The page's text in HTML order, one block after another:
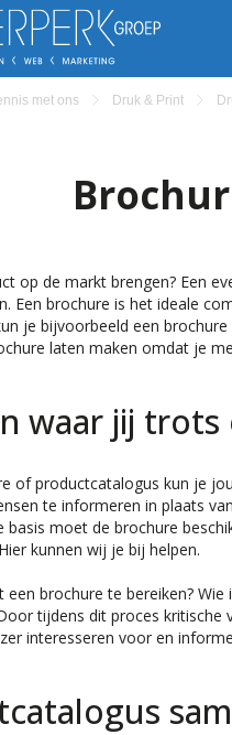
met ons Druk & Print
op de markt brengen? Een
Een brochure is het ideale
je bijvoorbeeld een
laten maken omdat je
waar jij
of productcatalogus kun je
te informeren in plaats
basis moet de brochure
kunnen wij je bij helpen.
brochure te bereiken?
tijdens dit proces
interesseren voor en